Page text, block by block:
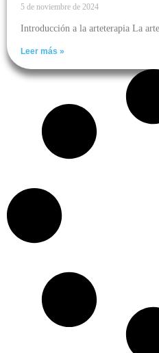
5 de noviembre de 2024
Introducción a la arteterapia La
Leer más »